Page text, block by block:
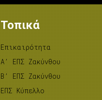
Τοπικά
Επικαιρότητα
A’ ΕΠΣ Ζακύνθου
B’ ΕΠΣ Ζακύνθου
ΕΠΣ Κύπελλο